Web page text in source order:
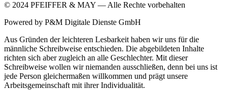
© 2024 PFEIFFER & MAY — Alle Rechte vorbehalten
Powered by P&M Digitale Dienste GmbH
Aus Gründen der leichteren Lesbarkeit haben wir uns für die
männliche Schreibweise entschieden. Die abgebildeten Inhalte
richten sich aber zugleich an alle Geschlechter. Mit dieser
Schreibweise wollen wir niemanden ausschließen, denn bei uns ist
jede Person gleichermaßen willkommen und prägt unsere
Arbeitsgemeinschaft mit ihrer Individualität.